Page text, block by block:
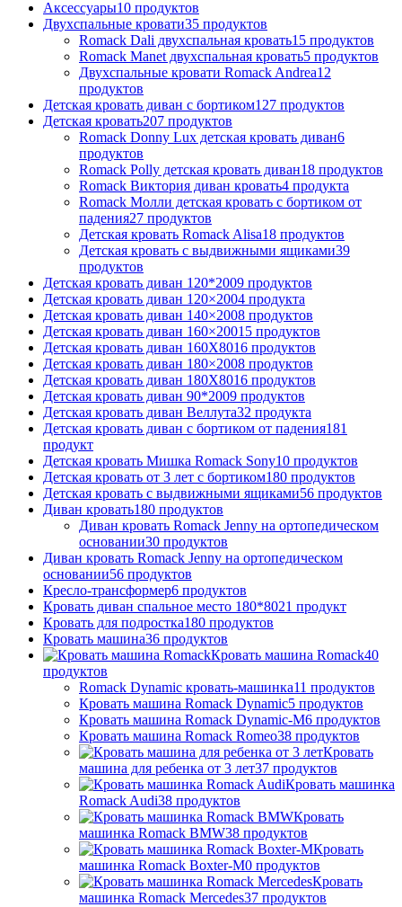
Аксессуары10 продуктов
Двухспальные кровати35 продуктов
Romack Dali двухспальная кровать15 продуктов
Romack Manet двухспальная кровать5 продуктов
Двухспальные кровати Romack Andrea12
продуктов
Детcкая кровать диван с бортиком127 продуктов
Детская кровать207 продуктов
Romack Donny Lux детская кровать диван6
продуктов
Romack Polly детская кровать диван18 продуктов
Romack Виктория диван кровать4 продукта
Romack Молли детская кровать с бортиком от
падения27 продуктов
Детская кровать Romack Alisa18 продуктов
Детская кровать с выдвижными ящиками39
продуктов
Детская кровать диван 120*2009 продуктов
Детская кровать диван 120×2004 продукта
Детская кровать диван 140×2008 продуктов
Детская кровать диван 160×20015 продуктов
Детская кровать диван 160Х8016 продуктов
Детская кровать диван 180×2008 продуктов
Детская кровать диван 180Х8016 продуктов
Детская кровать диван 90*2009 продуктов
Детская кровать диван Веллута32 продукта
Детская кровать диван с бортиком от падения181
продукт
Детская кровать Мишка Romack Sony10 продуктов
Детская кровать от 3 лет с бортиком180 продуктов
Детская кровать с выдвижными ящиками56 продуктов
Диван кровать180 продуктов
Диван кровать Romack Jenny на ортопедическом
основании30 продуктов
Диван кровать Romack Jenny на ортопедическом
основании56 продуктов
Кресло-трансформер6 продуктов
Кровать диван спальное место 180*8021 продукт
Кровать для подростка180 продуктов
Кровать машина36 продуктов
Кровать машина Romack40
продуктов
Romack Dynamic кровать-машинка11 продуктов
Кровать машина Romack Dynamic5 продуктов
Кровать машина Romack Dynamic-M6 продуктов
Кровать машина Romack Romeo38 продуктов
Кровать
машина для ребенка от 3 лет37 продуктов
Кровать машинка
Romack Audi38 продуктов
Кровать
машинка Romack BMW38 продуктов
Кровать
машинка Romack Boxter-M0 продуктов
Кровать
машинка Romack Mercedes37 продуктов